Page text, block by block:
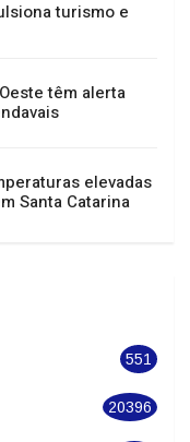
entre 15 e
atrai mais de
turismo e
têm alerta
Santa Catarina